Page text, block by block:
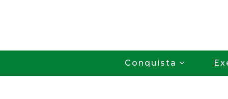
Conquista